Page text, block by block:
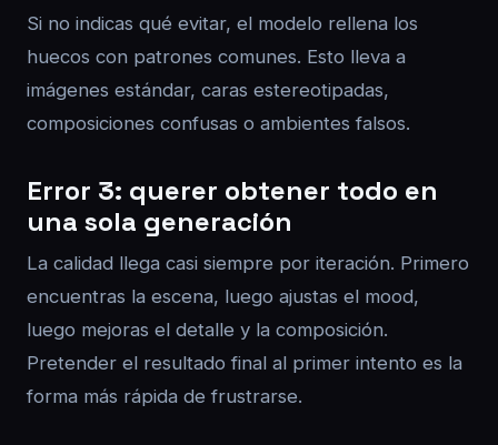
Si no indicas qué evitar, el modelo rellena los
huecos con patrones comunes. Esto lleva a
imágenes estándar, caras estereotipadas,
composiciones confusas o ambientes falsos.
Error 3: querer obtener todo en
una sola generación
La calidad llega casi siempre por iteración. Primero
encuentras la escena, luego ajustas el mood,
luego mejoras el detalle y la composición.
Pretender el resultado final al primer intento es la
forma más rápida de frustrarse.